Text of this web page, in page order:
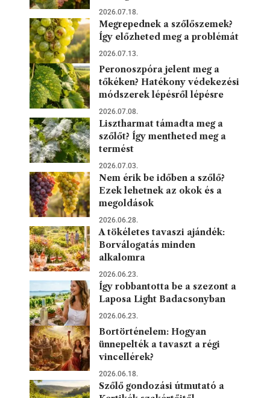
2026.07.18.
Megrepednek a szőlőszemek?
Így előzheted meg a problémát
2026.07.13.
Peronoszpóra jelent meg a
tőkéken? Hatékony védekezési
módszerek lépésről lépésre
2026.07.08.
Lisztharmat támadta meg a
szőlőt? Így mentheted meg a
termést
2026.07.03.
Nem érik be időben a szőlő?
Ezek lehetnek az okok és a
megoldások
2026.06.28.
A tökéletes tavaszi ajándék:
Borválogatás minden
alkalomra
2026.06.23.
Így robbantotta be a szezont a
Laposa Light Badacsonyban
2026.06.23.
Bortörténelem: Hogyan
ünnepelték a tavaszt a régi
vincellérek?
2026.06.18.
Szőlő gondozási útmutató a